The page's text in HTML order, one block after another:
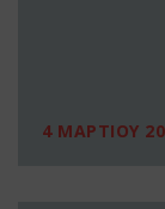
4 ΜΑΡΤΙΟΥ